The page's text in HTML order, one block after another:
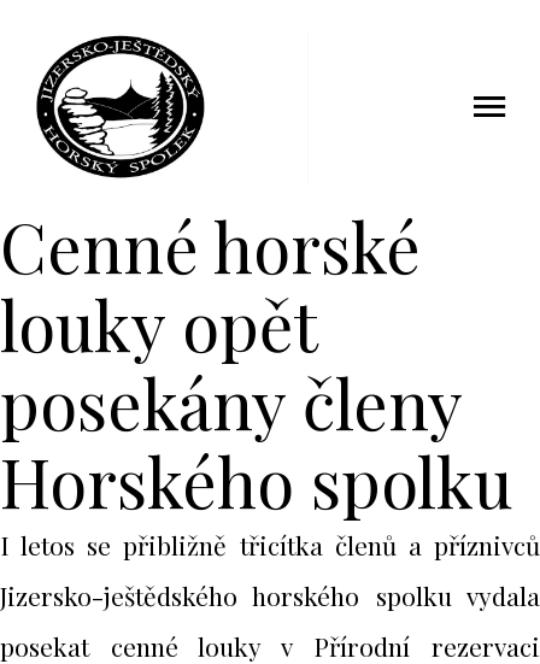
Cenné horské
louky opět
posekány členy
Horského spolku
I letos se přibližně třicítka členů a příznivců
Jizersko-ještědského horského spolku vydala
posekat cenné louky v Přírodní rezervaci